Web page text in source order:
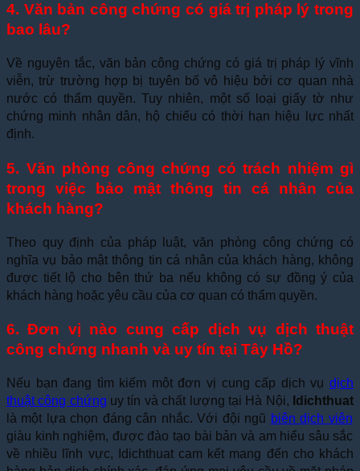
4. Văn bản công chứng có giá trị pháp lý trong
bao lâu?
Về nguyên tắc, văn bản công chứng có giá trị pháp lý vĩnh
viễn, trừ trường hợp bị tuyên bố vô hiệu bởi cơ quan nhà
nước có thẩm quyền. Tuy nhiên, một số loại giấy tờ như
chứng minh nhân dân, hộ chiếu có thời hạn hiệu lực nhất
định.
5. Văn phòng công chứng có trách nhiệm gì
trong việc bảo mật thông tin cá nhân của
khách hàng?
Theo quy định của pháp luật, văn phòng công chứng có
nghĩa vụ bảo mật thông tin cá nhân của khách hàng, không
được tiết lộ cho bên thứ ba nếu không có sự đồng ý của
khách hàng hoặc yêu cầu của cơ quan có thẩm quyền.
6. Đơn vị nào cung cấp dịch vụ dịch thuật
công chứng nhanh và uy tín tại Tây Hồ?
Nếu bạn đang tìm kiếm một đơn vị cung cấp dịch vụ dịch
thuật công chứng uy tín và chất lượng tại Hà Nội, Idichthuat
là một lựa chọn đáng cân nhắc. Với đội ngũ biên dịch viên
giàu kinh nghiệm, được đào tạo bài bản và am hiểu sâu sắc
về nhiều lĩnh vực, Idichthuat cam kết mang đến cho khách